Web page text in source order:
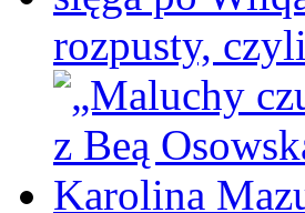
rozpusty,